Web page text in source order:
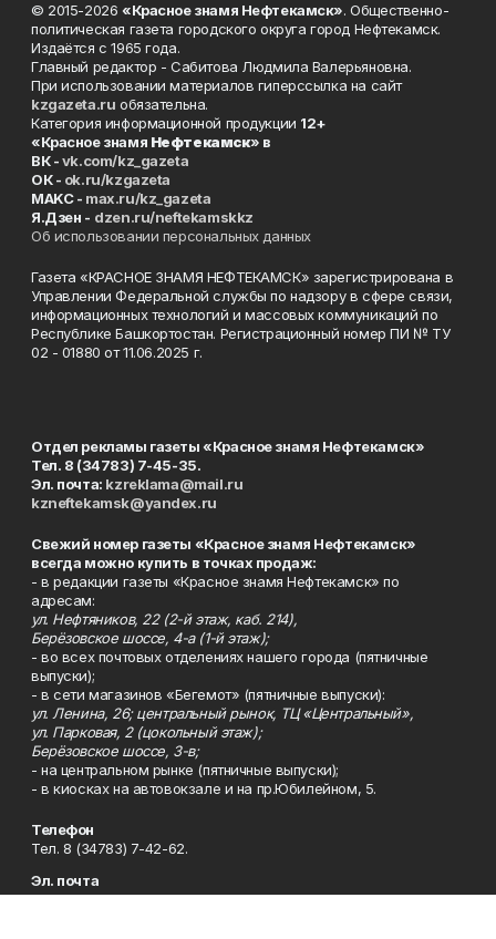
© 2015-2026 «Красное знамя Нефтекамск». Общественно-
политическая газета городского округа город Нефтекамск.
Издаётся с 1965 года.
Главный редактор - Сабитова Людмила Валерьяновна.
При использовании материалов гиперссылка на сайт
kzgazeta.ru обязательна.
Категория информационной продукции 12+
«Красное знамя Нефтекамск» в
ВК -vk.com/kz_gazeta
ОК - ok.ru/kzgazeta
MAKC - max.ru/kz_gazeta
Я.Дзен - dzen.ru/neftekamskkz
Об использовании персональных данных
Газета «КРАСНОЕ ЗНАМЯ НЕФТЕКАМСК» зарегистрирована в
Управлении Федеральной службы по надзору в сфере связи,
информационных технологий и массовых коммуникаций по
Республике Башкортостан. Регистрационный номер ПИ № ТУ
02 - 01880 от 11.06.2025 г.
Отдел рекламы газеты «Красное знамя Нефтекамск»
Тел. 8 (34783) 7-45-35.
Эл. почта: kzreklama@mail.ru
kzneftekamsk@yandex.ru
Свежий номер газеты «Красное знамя Нефтекамск»
всегда можно купить в точках продаж:
- в редакции газеты «Красное знамя Нефтекамск» по
адресам:
ул. Нефтяников, 22 (2-й этаж, каб. 214),
Берёзовское шоссе, 4-а (1-й этаж);
- во всех почтовых отделениях нашего города (пятничные
выпуски);
- в сети магазинов «Бегемот» (пятничные выпуски):
ул. Ленина, 26; центральный рынок, ТЦ «Центральный»,
ул. Парковая, 2 (цокольный этаж);
Берёзовское шоссе, 3-в;
- на центральном рынке (пятничные выпуски);
- в киосках на автовокзале и на пр.Юбилейном, 5.
Телефон
Тел. 8 (34783) 7-42-62.
Эл. почта
kzgazeta@mail.ru